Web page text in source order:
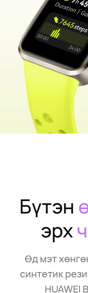
Бүтэн
эрх
Өд мэт
синтетик
HUAWEI